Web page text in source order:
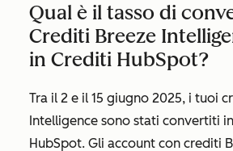
Qual è il tasso di
Crediti Breeze
in Crediti HubSpot?
Tra il 2 e il 15 giugno 2025, i tuoi
Intelligence sono stati convertiti
HubSpot. Gli account con crediti